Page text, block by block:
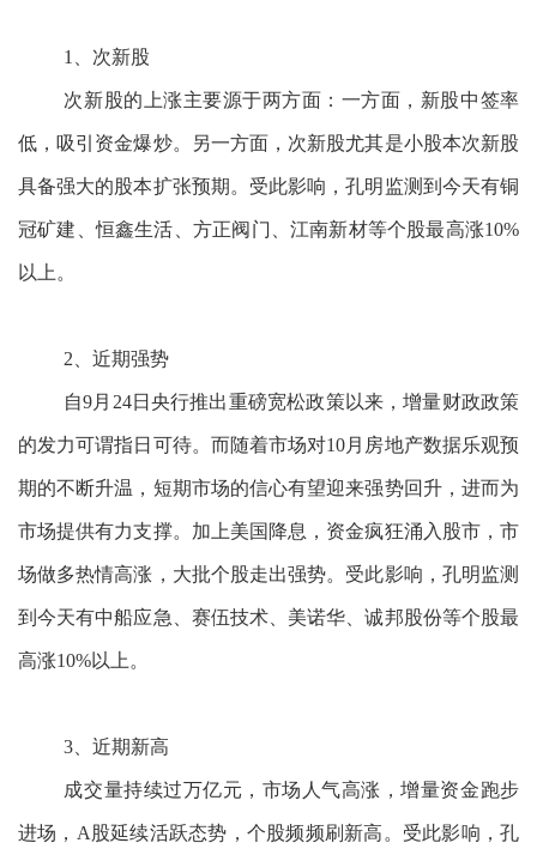
1、次新股
次新股的上涨主要源于两方面：一方面，新股中签率
低，吸引资金爆炒。另一方面，次新股尤其是小股本次新股
具备强大的股本扩张预期。受此影响，孔明监测到今天有铜
冠矿建、恒鑫生活、方正阀门、江南新材等个股最高涨10%
以上。
2、近期强势
自9月24日央行推出重磅宽松政策以来，增量财政政策
的发力可谓指日可待。而随着市场对10月房地产数据乐观预
期的不断升温，短期市场的信心有望迎来强势回升，进而为
市场提供有力支撑。加上美国降息，资金疯狂涌入股市，市
场做多热情高涨，大批个股走出强势。受此影响，孔明监测
到今天有中船应急、赛伍技术、美诺华、诚邦股份等个股最
高涨10%以上。
3、近期新高
成交量持续过万亿元，市场人气高涨，增量资金跑步
进场，A股延续活跃态势，个股频频刷新高。受此影响，孔